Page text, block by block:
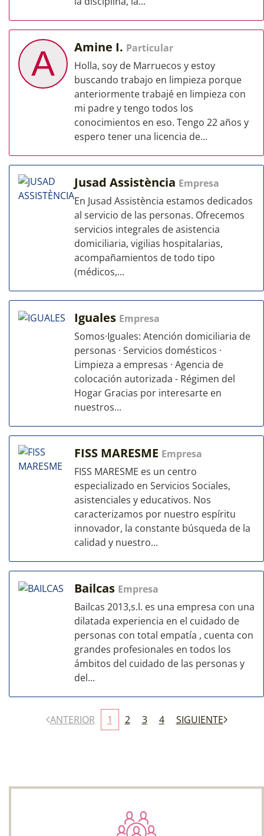
A Amine I. Particular
Holla, soy de Marruecos y estoy
buscando trabajo en limpieza porque
anteriormente trabajé en limpieza con
mi padre y tengo todos los
conocimientos en eso. Tengo 22 años y
espero tener una licencia de...
Jusad Assistència Empresa
En Jusad Assistència estamos dedicados
al servicio de las personas. Ofrecemos
servicios integrales de asistencia
domiciliaria, vigilias hospitalarias,
acompañamientos de todo tipo
(médicos,...
Iguales Empresa
Somos·Iguales: Atención domiciliaria de
personas · Servicios domésticos ·
Limpieza a empresas · Agencia de
colocación autorizada - Régimen del
Hogar Gracias por interesarte en
nuestros...
FISS MARESME Empresa
FISS MARESME es un centro
especializado en Servicios Sociales,
asistenciales y educativos. Nos
caracterizamos por nuestro espíritu
innovador, la constante búsqueda de la
calidad y nuestro...
Bailcas Empresa
Bailcas 2013,s.l. es una empresa con una
dilatada experiencia en el cuidado de
personas con total empatía , cuenta con
grandes profesionales en todos los
ámbitos del cuidado de las personas y
del...
ANTERIOR 1 2 3 4 SIGUIENTE